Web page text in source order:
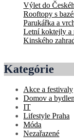
Výlet do
Rooftopy s
Parukářka a
Letní koktejly a
Kinského
Kategórie
Akce a festivaly
Domov a
IT
Lifestyle Praha
Móda
Nezařazené